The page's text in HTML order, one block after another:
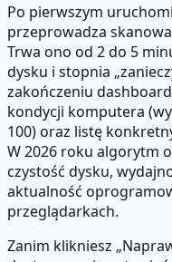
Po pierwszym
przeprowadza
Trwa ono od 2 do 5
dysku i stopnia
zakończeniu
kondycji komputera
100) oraz listę
W 2026 roku algorytm
czystość dysku,
aktualność
przeglądarkach.
Zanim klikniesz